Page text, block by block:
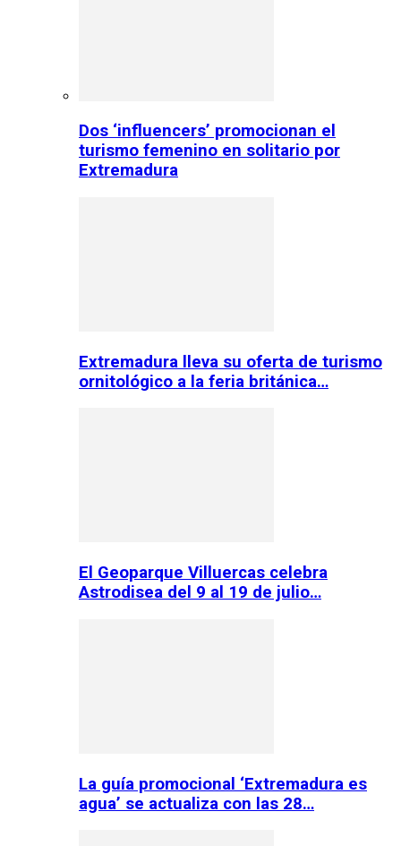
Dos ‘influencers’ promocionan el
turismo femenino en solitario por
Extremadura
Extremadura lleva su oferta de turismo
ornitológico a la feria británica…
El Geoparque Villuercas celebra
Astrodisea del 9 al 19 de julio…
La guía promocional ‘Extremadura es
agua’ se actualiza con las 28…